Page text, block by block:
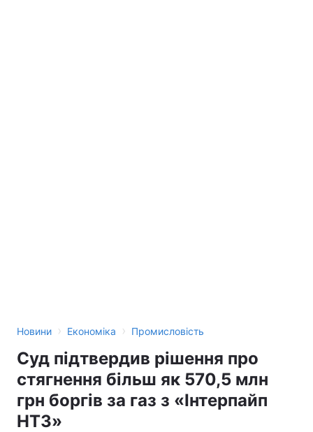
Новини › Економіка › Промисловість
Суд підтвердив рішення про
стягнення більш як 570,5 млн
грн боргів за газ з «Інтерпайп
НТЗ»